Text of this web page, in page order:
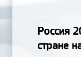
Россия
стране